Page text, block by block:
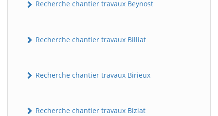
Recherche chantier travaux Beynost
Recherche chantier travaux Billiat
Recherche chantier travaux Birieux
Recherche chantier travaux Biziat